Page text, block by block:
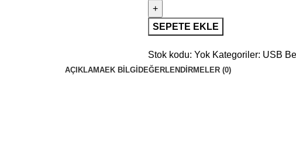
SEPETE EKLE
Stok kodu: Yok Kategoriler: USB
AÇIKLAMAEK BILGI DEĞERLENDIRMELER (0)